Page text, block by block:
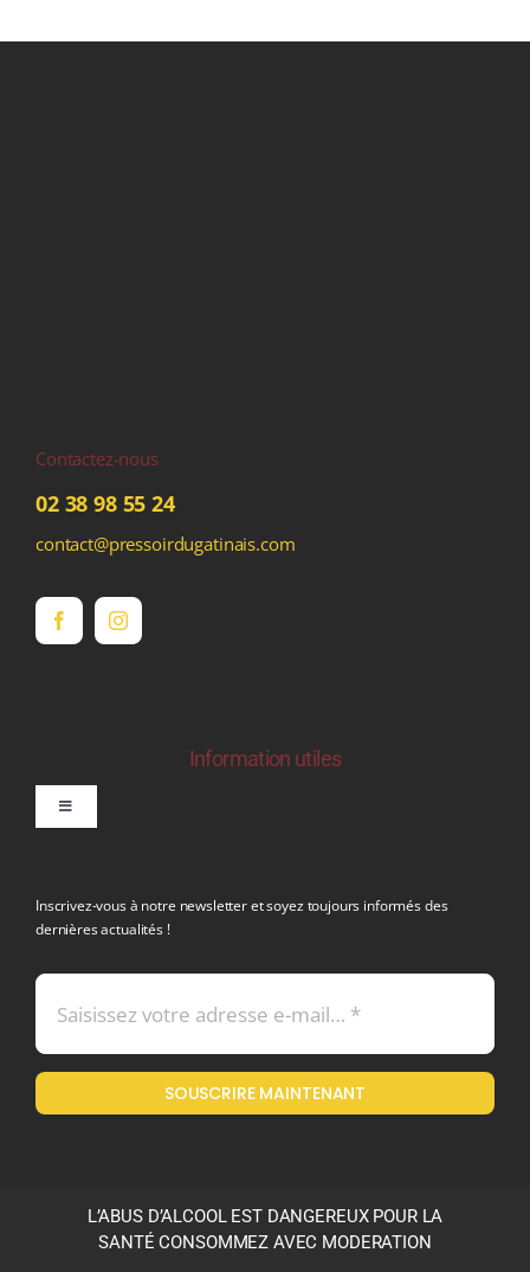
Contactez-nous
02 38 98 55 24
contact@pressoirdugatinais.com
Information utiles
Toggle
Mentions légales
Politique en matière de remboursements et de retours
Inscrivez-vous à notre newsletter et soyez toujours informés des
dernières actualités !
SOUSCRIRE MAINTENANT
L’ABUS D’ALCOOL EST DANGEREUX POUR LA
SANTÉ CONSOMMEZ AVEC MODERATION